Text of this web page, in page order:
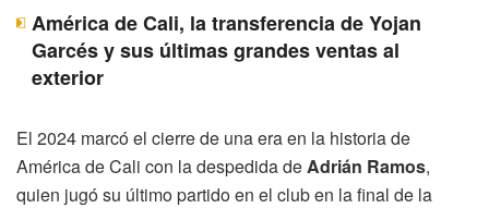
América de Cali, la transferencia de Yojan
Garcés y sus últimas grandes ventas al
exterior
El 2024 marcó el cierre de una era en la historia de
América de Cali con la despedida deAdrián Ramos,
quien jugó su último partido en el club en la final de la